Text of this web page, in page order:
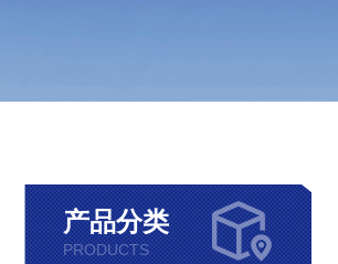
产品分类
PRODUCTS